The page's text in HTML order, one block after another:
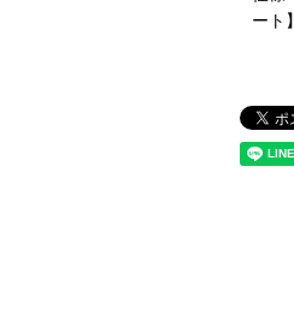
ート】